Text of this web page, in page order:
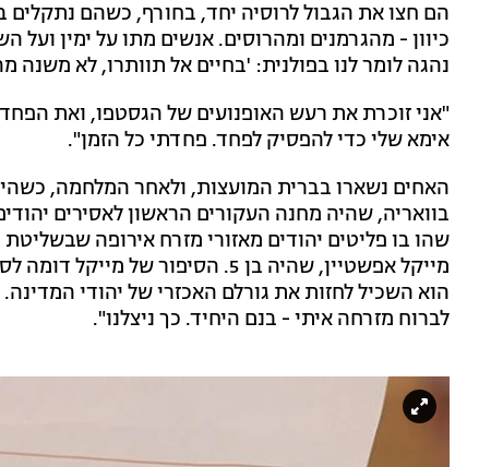
הם חצו את הגבול לרוסיה יחד, בחורף, כשהם נתקלים
כיוון - מהגרמנים ומהרוסים. אנשים מתו על ימין
נהגה לומר לנו בפולנית: 'בחיים אל תוותרו, לא משנה
"אני זוכרת את רעש האופנועים של הגסטפו, ואת
אימא שלי כדי להפסיק לפחד. פחדתי כל הזמן".
בוואריה, שהיה מחנה העקורים הראשון לאסירים
שהו בו פליטים יהודים מאזורי מזרח אירופה
מייקל אפשטיין, שהיה בן 5.
הוא השכיל לחזות את גורלם האכזרי של יהודי
לברוח מזרחה איתי - בנם היחיד. כך ניצלנו".